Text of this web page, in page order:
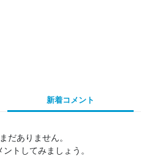
新着コメント
だありません。
トしてみましょう。